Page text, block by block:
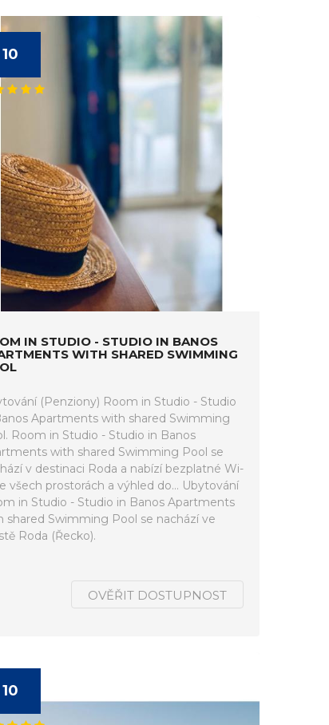
10
IN STUDIO - STUDIO IN BANOS
WITH SHARED SWIMMING
(Penziony) Room in Studio - Studio
Apartments with shared Swimming
Room in Studio - Studio in Banos
with shared Swimming Pool se
v destinaci Roda a nabízí bezplatné Wi-
všech prostorách a výhled do... Ubytování
in Studio - Studio in Banos Apartments
shared Swimming Pool se nachází ve
Roda (Řecko).
OVĚŘIT DOSTUPNOST
10